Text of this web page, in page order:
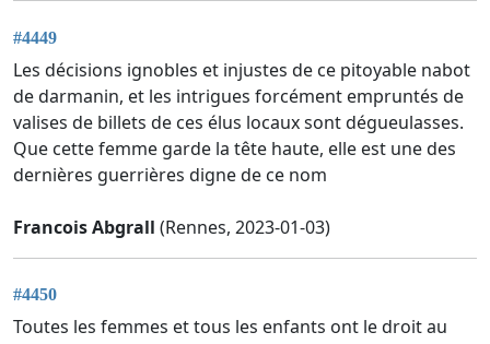
#4449
Les décisions ignobles et injustes de ce pitoyable nabot
de darmanin, et les intrigues forcément empruntés de
valises de billets de ces élus locaux sont dégueulasses.
Que cette femme garde la tête haute, elle est une des
dernières guerrières digne de ce nom
Francois Abgrall (Rennes, 2023-01-03)
#4450
Toutes les femmes et tous les enfants ont le droit au